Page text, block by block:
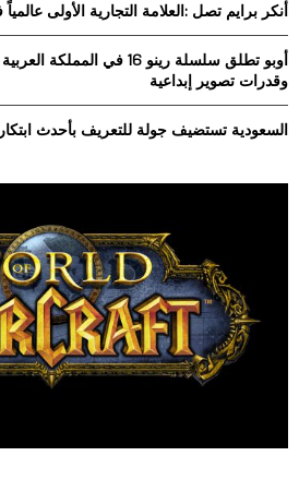
أنكر برايم تصل :العلامة التجارية الأولى
أوبو تطلق سلسلة رينو 16 في
وقدرات تصوير إبداعية
السعودية تستضيف جولة للتعريف بأحدث